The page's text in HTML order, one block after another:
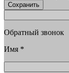
Сохранить
Обратный звонок
Имя *